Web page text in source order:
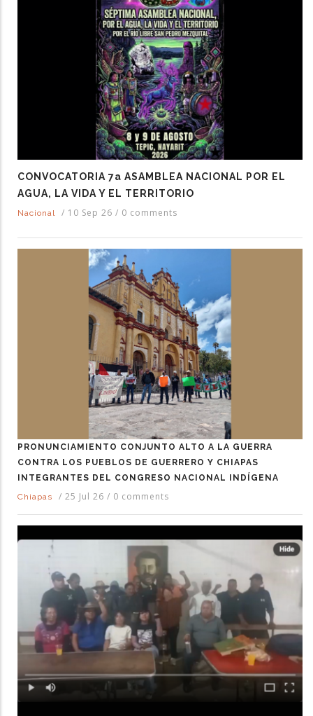
CONVOCATORIA 7a ASAMBLEA NACIONAL POR EL
AGUA, LA VIDA Y EL TERRITORIO
Nacional / 10 Sep 26 / 0 comments
PRONUNCIAMIENTO CONJUNTO ALTO A LA GUERRA
CONTRA LOS PUEBLOS DE GUERRERO Y CHIAPAS
INTEGRANTES DEL CONGRESO NACIONAL INDÍGENA
Chiapas
/ 25 Jul 26 / 0 comments